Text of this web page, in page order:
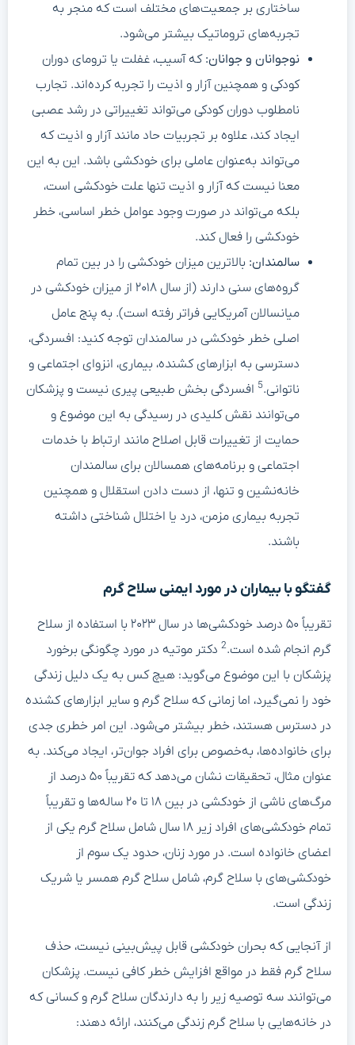
ساختاری بر جمعیت‌های مختلف است که منجر به
تجربه‌های تروماتیک بیشتر می‌شود.
نوجوانان و جوانان: که آسیب، غفلت یا ترومای دوران
کودکی و همچنین آزار و اذیت را تجربه کرده‌اند. تجارب
نامطلوب دوران کودکی می‌تواند تغییراتی در رشد عصبی
ایجاد کند، علاوه بر تجربیات حاد مانند آزار و اذیت که
می‌تواند به‌عنوان عاملی برای خودکشی باشد. این به این
معنا نیست که آزار و اذیت تنها علت خودکشی است،
بلکه می‌تواند در صورت وجود عوامل خطر اساسی، خطر
خودکشی را فعال کند.
سالمندان: بالاترین میزان خودکشی را در بین تمام
گروه‌های سنی دارند (از سال ۲۰۱۸ از میزان خودکشی در
میانسالان آمریکایی فراتر رفته است). به پنج عامل
اصلی خطر خودکشی در سالمندان توجه کنید: افسردگی،
دسترسی به ابزارهای کشنده، بیماری، انزوای اجتماعی و
ناتوانی.5 افسردگی بخش طبیعی پیری نیست و پزشکان
می‌توانند نقش کلیدی در رسیدگی به این موضوع و
حمایت از تغییرات قابل اصلاح مانند ارتباط با خدمات
اجتماعی و برنامه‌های همسالان برای سالمندان
خانه‌نشین و تنها، از دست دادن استقلال و همچنین
تجربه بیماری مزمن، درد یا اختلال شناختی داشته
باشند.
گفتگو با بیماران در مورد ایمنی سلاح گرم
تقریباً ۵۰ درصد خودکشی‌ها در سال ۲۰۲۳ با استفاده از سلاح
گرم انجام شده است.2 دکتر موتیه در مورد چگونگی برخورد
پزشکان با این موضوع می‌گوید: هیچ کس به یک دلیل زندگی
خود را نمی‌گیرد، اما زمانی که سلاح گرم و سایر ابزارهای کشنده
در دسترس هستند، خطر بیشتر می‌شود. این امر خطری جدی
برای خانواده‌ها، به‌خصوص برای افراد جوان‌تر، ایجاد می‌کند. به
عنوان مثال، تحقیقات نشان می‌دهد که تقریباً ۵۰ درصد از
مرگ‌های ناشی از خودکشی در بین ۱۸ تا ۲۰ ساله‌ها و تقریباً
تمام خودکشی‌های افراد زیر ۱۸ سال شامل سلاح گرم یکی از
اعضای خانواده است. در مورد زنان، حدود یک سوم از
خودکشی‌های با سلاح گرم، شامل سلاح گرم همسر یا شریک
زندگی است.
از آنجایی که بحران خودکشی قابل پیش‌بینی نیست، حذف
سلاح گرم فقط در مواقع افزایش خطر کافی نیست. پزشکان
می‌توانند سه توصیه زیر را به دارندگان سلاح گرم و کسانی که
در خانه‌هایی با سلاح گرم زندگی می‌کنند، ارائه دهند: